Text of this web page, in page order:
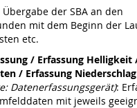
Übergabe der SBA an den
mit dem Beginn der
etc.
/ Erfassung Helligkeit
/ Erfassung Niederschlag
Datenerfassungsgerät):
mit jeweils